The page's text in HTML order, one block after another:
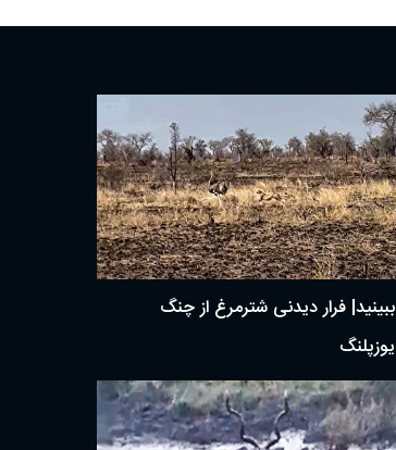
ببینید| فرار دیدنی شترمرغ از چنگ
یوزپلنگ